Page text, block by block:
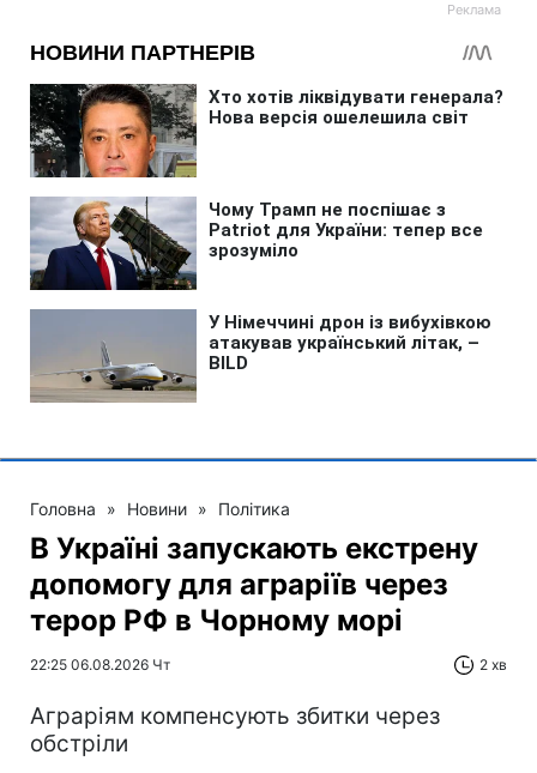
Головна » Новини » Політика
В Україні запускають екстрену
допомогу для аграріїв через
терор РФ в Чорному морі
22:25 06.08.2026 Чт 2 хв
Аграріям компенсують збитки через
обстріли